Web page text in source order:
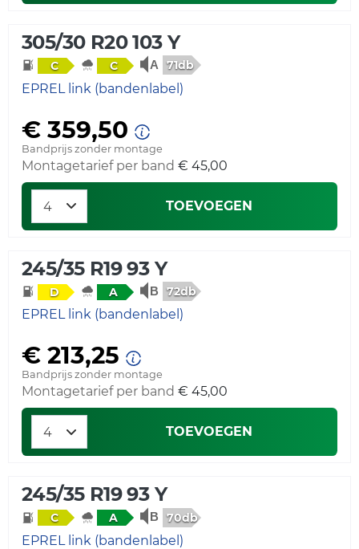
305/30 R20 103 Y
C C 71db
EPREL link (bandenlabel)
€ 359,50
Bandprijs zonder montage
Montagetarief per band € 45,00
TOEVOEGEN
245/35 R19 93 Y
D A 72db
EPREL link (bandenlabel)
€ 213,25
Bandprijs zonder montage
Montagetarief per band € 45,00
TOEVOEGEN
245/35 R19 93 Y
C A 70db
EPREL link (bandenlabel)